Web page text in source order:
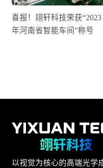
喜报！翊轩科技荣获“2023
年河南省智能车间”称号
以视觉为核心的高端光学